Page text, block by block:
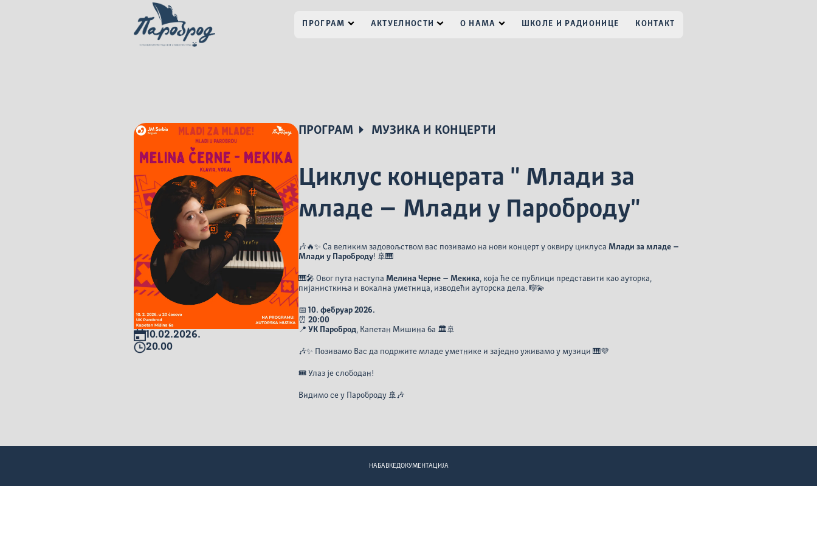
ПРОГРАМ АКТУЕЛНОСТИ О НАМА ШКОЛЕ И РАДИОНИЦЕ КОНТАКТ
10.02.2026.
20.00
ПРОГРАМ МУЗИКА И КОНЦЕРТИ
Циклус концерата " Млади за
младе – Млади у Пароброду"
🎶🔥✨ Са великим задовољством вас позивамо на нови концерт у оквиру циклусаМлади за младе –
Млади у Пароброду! 🚢🎹
🎹🎤 Овог пута наступаМелина Черне – Мекика, која ће се публици представити као ауторка,
пијанисткиња и вокална уметница, изводећи ауторска дела. 🎼💫
📅10. фебруар 2026.
⏰20:00
📍УК Пароброд, Капетан Мишина 6а 🏛️🚢
🎶✨ Позивамо Вас да подржите младе уметнике и заједно уживамо у музици 🎹💜
🎟️ Улаз је слободан!
Видимо се у Пароброду 🚢🎶
НАБАВКЕДОКУМЕНТАЦИЈА